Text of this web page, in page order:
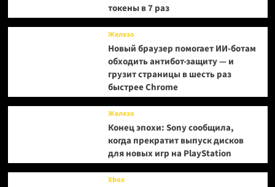
токены в 7 раз
Железо
Новый браузер помогает ИИ-ботам
обходить антибот-защиту — и
грузит страницы в шесть раз
быстрее Chrome
Железо
Конец эпохи: Sony сообщила,
когда прекратит выпуск дисков
для новых игр на PlayStation
Xbox